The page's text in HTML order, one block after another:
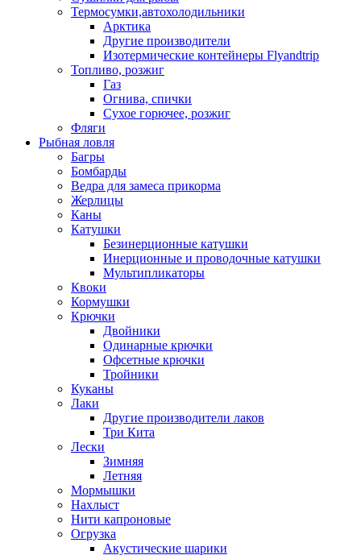
Термосумки,автохолодильники
Арктика
Другие производители
Изотермические контейнеры Flyandtrip
Топливо, розжиг
Газ
Огнива, спички
Сухое горючее, розжиг
Фляги
Рыбная ловля
Багры
Бомбарды
Ведра для замеса прикорма
Жерлицы
Каны
Катушки
Безинерционные катушки
Инерционные и проводочные катушки
Мультипликаторы
Квоки
Кормушки
Крючки
Двойники
Одинарные крючки
Офсетные крючки
Тройники
Куканы
Лаки
Другие производители лаков
Три Кита
Лески
Зимняя
Летняя
Мормышки
Нахлыст
Нити капроновые
Огрузка
Акустические шарики